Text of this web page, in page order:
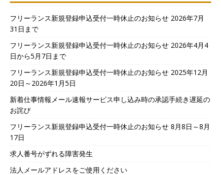
フリーランス新規登録申込受付一時休止のお知らせ 2026年7月
31日まで
フリーランス新規登録申込受付一時休止のお知らせ 2026年4月4
日から5月7日まで
フリーランス新規登録申込受付一時休止のお知らせ 2025年12月
20日～2026年1月5日
新着仕事情報メール速報サービス申し込み時の承認手続き遅延の
お詫び
フリーランス新規登録申込受付一時休止のお知らせ 8月8日～8月
17日
求人番号がずれる障害発生
法人メールアドレスをご使用ください